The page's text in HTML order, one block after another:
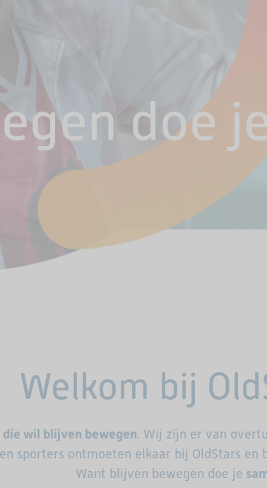
doe
Welkom bij
die wil blijven bewegen. Wij zijn er van
sporters ontmoeten elkaar bij OldStars en
Want blijven bewegen doe je